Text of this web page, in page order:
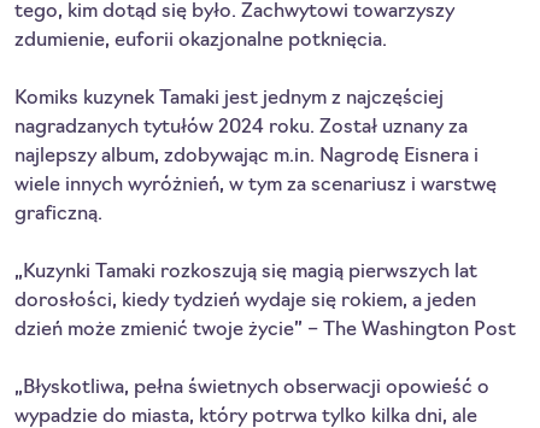
tego, kim dotąd się było. Zachwytowi towarzyszy
zdumienie, euforii okazjonalne potknięcia.
Komiks kuzynek Tamaki jest jednym z najczęściej
nagradzanych tytułów 2024 roku. Został uznany za
najlepszy album, zdobywając m.in. Nagrodę Eisnera i
wiele innych wyróżnień, w tym za scenariusz i warstwę
graficzną.
„Kuzynki Tamaki rozkoszują się magią pierwszych lat
dorosłości, kiedy tydzień wydaje się rokiem, a jeden
dzień może zmienić twoje życie” – The Washington Post
„Błyskotliwa, pełna świetnych obserwacji opowieść o
wypadzie do miasta, który potrwa tylko kilka dni, ale